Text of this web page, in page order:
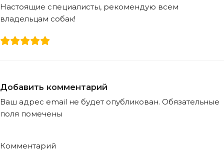
Настоящие специалисты, рекомендую всем
владельцам собак!
Добавить комментарий
Ваш адрес email не будет опубликован. Обязательные
поля помечены
Комментарий